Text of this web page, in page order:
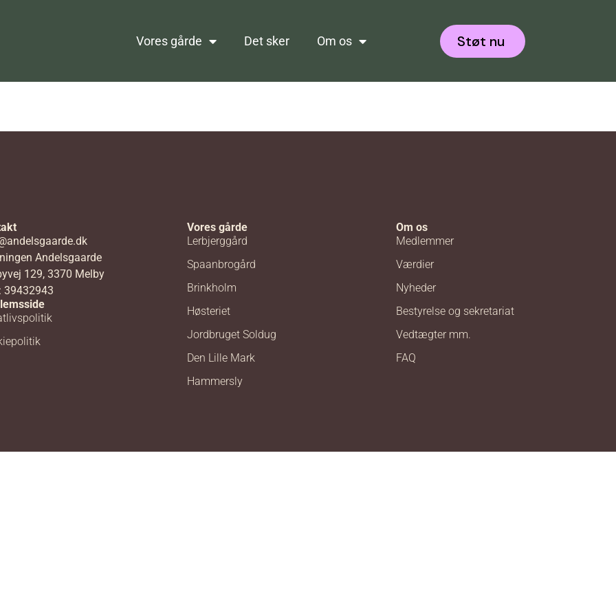
Vores gårde Det sker Om os Støt nu
Andelsgaarde
129, 3370 Melby
39432943
Vores gårde
Lerbjerggård
Spaanbrogård
Brinkholm
Høsteriet
Jordbruget Soldug
Den Lille Mark
Hammersly
Om os
Medlemmer
Værdier
Nyheder
Bestyrelse og sekretariat
Vedtægter mm.
FAQ